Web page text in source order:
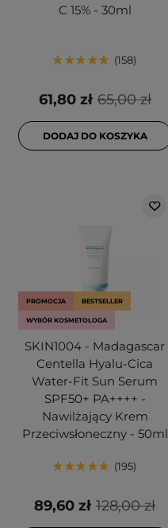
C 15% - 30ml
158
65,00 zł
61,80 zł
DODAJ DO KOSZYKA
PROMOCJA BESTSELLER
WYBÓR KOSMETOLOGA
SKIN1004 - Madagascar
Centella Hyalu-Cica
Water-Fit Sun Serum
SPF50+ PA++++ -
Nawilżający Krem
Przeciwsłoneczny - 50ml
195
128,00 zł
89,60 zł